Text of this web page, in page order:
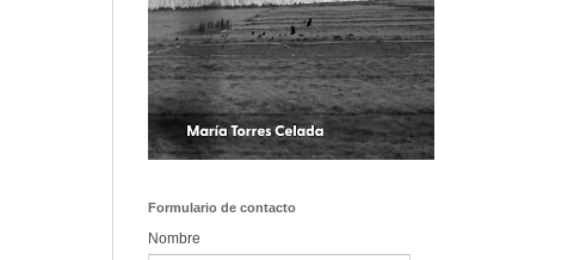
Formulario de contacto
Nombre